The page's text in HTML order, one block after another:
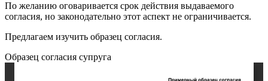
По желанию оговаривается срок действия выдаваемого
согласия, но законодательно этот аспект не ограничивается.
Предлагаем изучить образец согласия.
Образец согласия супруга